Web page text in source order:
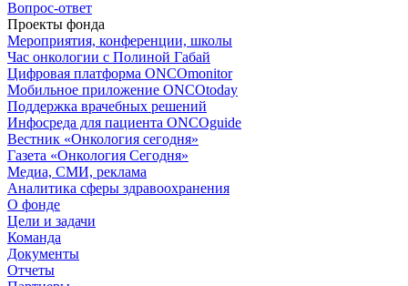
Вопрос-ответ
Проекты фонда
Мероприятия, конференции, школы
Час онкологии с Полиной Габай
Цифровая платформа ONCOmonitor
Мобильное приложение ONCOtoday
Поддержка врачебных решений
Инфосреда для пациента ONCOguide
Вестник «Онкология сегодня»
Газета «Онкология Сегодня»
Медиа, СМИ, реклама
Аналитика сферы здравоохранения
О фонде
Цели и задачи
Команда
Документы
Отчеты